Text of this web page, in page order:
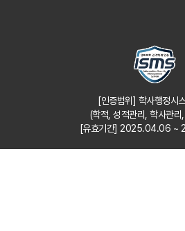
[인증범위] 학사행정시
(학적, 성적관리, 학사관리
[유효기간] 2025.04.06 ~